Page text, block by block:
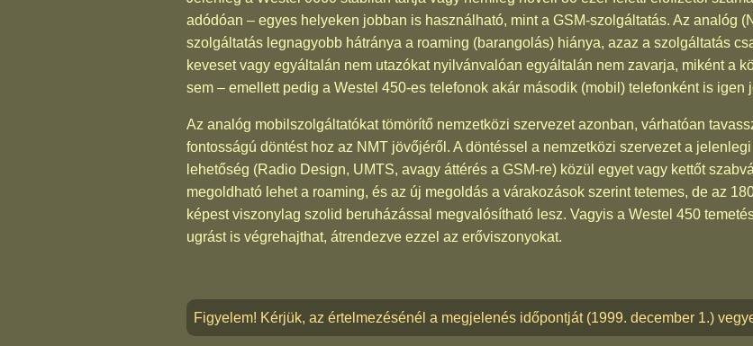
adódóan – egyes helyeken jobban is használható, mint a GSM-szolgáltatás. Az analóg
szolgáltatás legnagyobb hátránya a roaming (barangolás) hiánya, azaz a szolgáltatás
keveset vagy egyáltalán nem utazókat nyilvánvalóan egyáltalán nem zavarja, miként a
sem – emellett pedig a Westel 450-es telefonok akár második (mobil) telefonként is igen
Az analóg mobilszolgáltatókat tömörítő nemzetközi szervezet azonban, várhatóan
fontosságú döntést hoz az NMT jövőjéről. A döntéssel a nemzetközi szervezet a
lehetőség (Radio Design, UMTS, avagy áttérés a GSM-re) közül egyet vagy kettőt
megoldható lehet a roaming, és az új megoldás a várakozások szerint tetemes, de az
képest viszonylag szolid beruházással megvalósítható lesz. Vagyis a Westel 450
ugrást is végrehajthat, átrendezve ezzel az erőviszonyokat.
Figyelem! Kérjük, az értelmezésénél a megjelenés időpontját (1999. december 1.)